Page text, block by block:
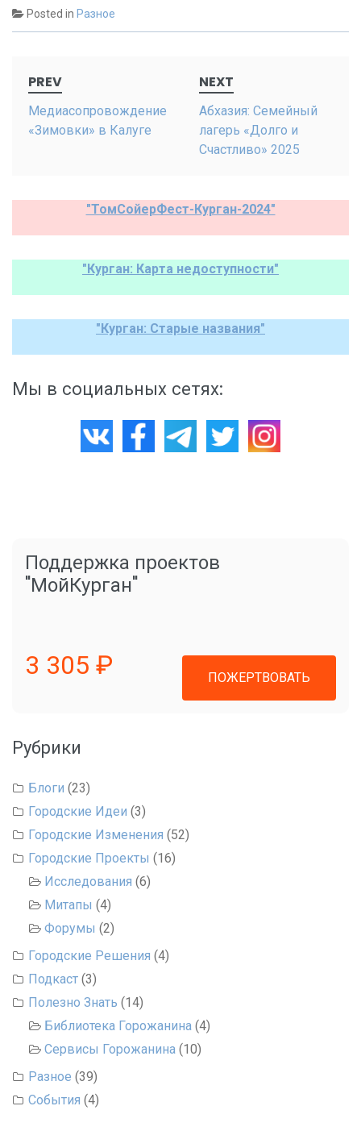
Posted in Разное
navigation
PREV
Медиасопровождение
«Зимовки» в Калуге
NEXT
Абхазия: Семейный
лагерь «Долго и
Счастливо» 2025
"ТомСойерФест-Курган-2024"
"Курган: Карта недоступности"
"Курган: Старые названия"
Мы в социальных сетях:
Поддержка проектов
"МойКурган"
3 305 ₽ ПОЖЕРТВОВАТЬ
Рубрики
Блоги (23)
Городские Идеи (3)
Городские Изменения (52)
Городские Проекты (16)
Исследования (6)
Митапы (4)
Форумы (2)
Городские Решения (4)
Подкаст (3)
Полезно Знать (14)
Библиотека Горожанина (4)
Сервисы Горожанина (10)
Разное (39)
События (4)